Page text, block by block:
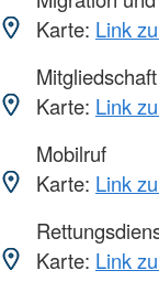
Karte: Link
Mitgliedschaft
Karte: Link
Mobilruf
Karte: Link
Karte: Link